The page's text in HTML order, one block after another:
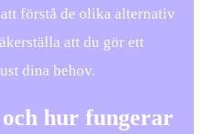
förstå de olika alternativ
att du gör ett
dina behov.
hur fungerar